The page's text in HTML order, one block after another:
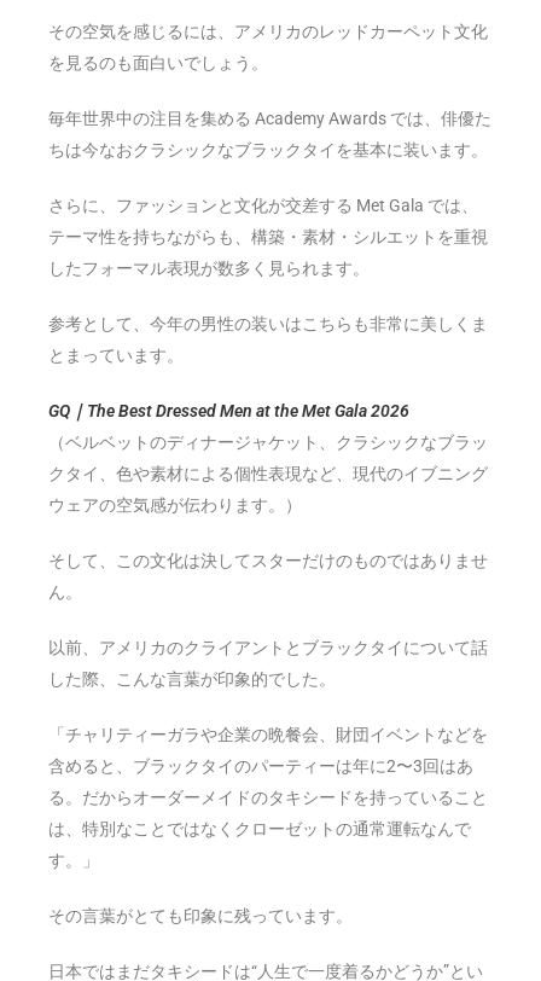
その空気を感じるには、アメリカのレッドカーペット文化
を見るのも面白いでしょう。
毎年世界中の注目を集める Academy Awards では、俳優た
ちは今なおクラシックなブラックタイを基本に装います。
さらに、ファッションと文化が交差する Met Gala では、
テーマ性を持ちながらも、構築・素材・シルエットを重視
したフォーマル表現が数多く見られます。
参考として、今年の男性の装いはこちらも非常に美しくま
とまっています。
GQ｜The Best Dressed Men at the Met Gala 2026
（ベルベットのディナージャケット、クラシックなブラッ
クタイ、色や素材による個性表現など、現代のイブニング
ウェアの空気感が伝わります。）
そして、この文化は決してスターだけのものではありませ
ん。
以前、アメリカのクライアントとブラックタイについて話
した際、こんな言葉が印象的でした。
「チャリティーガラや企業の晩餐会、財団イベントなどを
含めると、ブラックタイのパーティーは年に2〜3回はあ
る。だからオーダーメイドのタキシードを持っていること
は、特別なことではなくクローゼットの通常運転なんで
す。」
その言葉がとても印象に残っています。
日本ではまだタキシードは“人生で一度着るかどうか”とい